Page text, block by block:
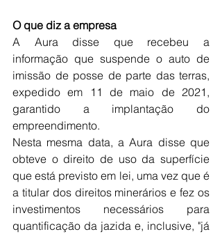
O que diz a empresa
A Aura disse que recebeu a
informação que suspende o auto de
imissão de posse de parte das terras,
expedido em 11 de maio de 2021,
garantido a implantação do
empreendimento.
Nesta mesma data, a Aura disse que
obteve o direito de uso da superfície
que está previsto em lei, uma vez que é
a titular dos direitos minerários e fez os
investimentos necessários para
quantificação da jazida e, inclusive, "já